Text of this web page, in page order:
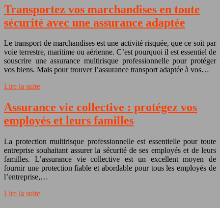
Transportez vos marchandises en toute
sécurité avec une assurance adaptée
Le transport de marchandises est une activité risquée, que ce soit par
voie terrestre, maritime ou aérienne. C’est pourquoi il est essentiel de
souscrire une assurance multirisque professionnelle pour protéger
vos biens. Mais pour trouver l’assurance transport adaptée à vos…
Lire la suite
Assurance vie collective : protégez vos
employés et leurs familles
La protection multirisque professionnelle est essentielle pour toute
entreprise souhaitant assurer la sécurité de ses employés et de leurs
familles. L’assurance vie collective est un excellent moyen de
fournir une protection fiable et abordable pour tous les employés de
l’entreprise,…
Lire la suite